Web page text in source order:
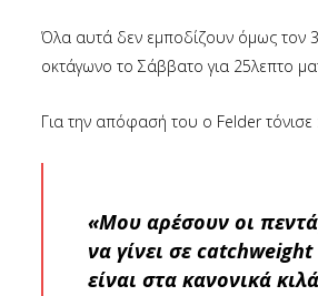
Όλα αυτά δεν εμποδίζουν όμως τον
οκτάγωνο το Σάββατο για 25λεπτο
Για την απόφασή του ο Felder τόνισε
«Μου αρέσουν οι
να γίνει σε
είναι στα κανονικά